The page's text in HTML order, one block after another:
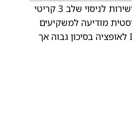
Inhibikase מתמקדים בעיקר ב-IKT-001, פרודראג של אימטיניב לבליעה, אשר עובר ישירות לניסוי שלב 3 קריטי
מודיעה למשקיעים
בהערת מחקר כי התוכנית מבוססת על הנמקה מדעית חזקה, מה שהופך את IKT-001 לאופציה בסיכון גבוה אך